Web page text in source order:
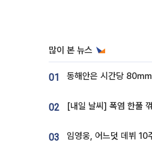
많이 본 뉴스
01
02
03